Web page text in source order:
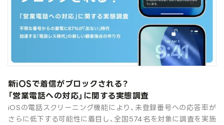
新iOSで着信がブロックされる？
「営業電話への対応」に関する実態調査
iOSの電話スクリーニング機能により、未登録番号への応答率が
さらに低下する可能性に着目し、全国574名を対象に調査を実施